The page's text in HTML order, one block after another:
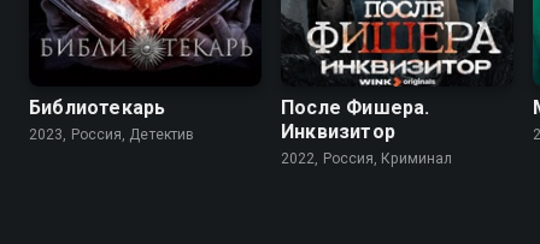
7.5
Библиотекарь
2023, Россия, Детектив
7.9 6.8
После Фишера.
Инквизитор
2022, Россия, Криминал